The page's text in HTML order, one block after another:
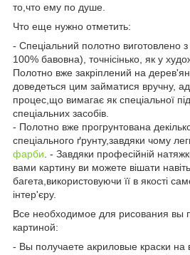
то,что ему по душе.
Что еще нужно отметить:
- Спеціальний полотно виготовлено
100% бавовна), точнісінько, як у
Полотно вже закріплений на
доведеться цим займатися вручну,
процес,що вимагає як спеціальної
спеціальних засобів.
- Полотно вже прогрунтована
спеціального ґрунту,завдяки чому
фарби . - Завдяки професійній
вами картину ви можете вішати
багета,використовуючи її в якості
інтер'єру.
Все необходимое для рисования вы
картиной:
- Вы получаете акриловые краски